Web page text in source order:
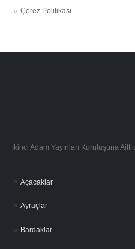
Çerez Politikası
İkinci Adam Yayınları Kuruluşuna Aittir.
Açacaklar
Ayraçlar
Bardaklar